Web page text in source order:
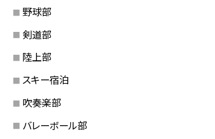
野球部
剣道部
陸上部
スキー宿泊
吹奏楽部
バレーボール部